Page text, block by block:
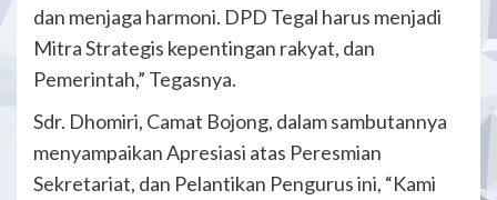
dan menjaga harmoni. DPD Tegal harus menjadi
Mitra Strategis kepentingan rakyat, dan
Pemerintah,” Tegasnya.
Sdr. Dhomiri, Camat Bojong, dalam sambutannya
menyampaikan Apresiasi atas Peresmian
Sekretariat, dan Pelantikan Pengurus ini, “Kami